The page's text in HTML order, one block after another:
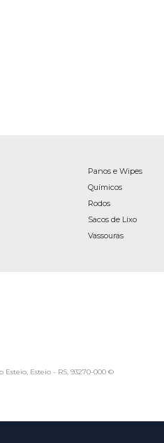
Panos e Wipes
Químicos
Rodos
Sacos de Lixo
Vassouras
Esteio, Esteio - RS, 93270-000 ©